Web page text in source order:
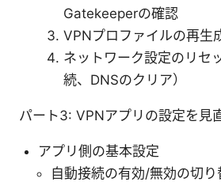
Gatekeeperの確認
VPNプロファイルの再生
ネットワーク設定のリセ
続、DNSのクリア）
パート3: VPNアプリの設定を見
アプリ側の基本設定
自動接続の有効/無効の切